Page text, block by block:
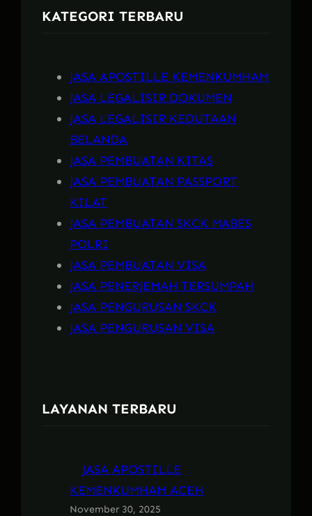
h
KATEGORI TERBARU
JASA APOSTILLE KEMENKUMHAM
JASA LEGALISIR DOKUMEN
JASA LEGALISIR KEDUTAAN
BELANDA
JASA PEMBUATAN KITAS
JASA PEMBUATAN PASSPORT
KILAT
JASA PEMBUATAN SKCK MABES
POLRI
JASA PEMBUATAN VISA
JASA PENERJEMAH TERSUMPAH
JASA PENGURUSAN SKCK
JASA PENGURUSAN VISA
LAYANAN TERBARU
JASA APOSTILLE
KEMENKUMHAM ACEH
November 30, 2025